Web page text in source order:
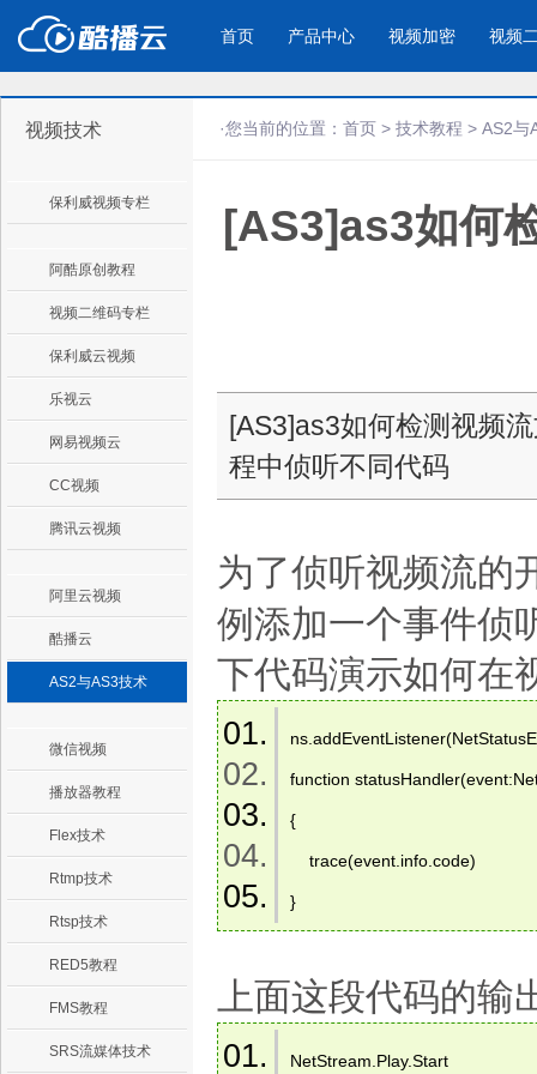
首页 产品中心
产品与新功能
视频加密防下载防录屏
教学课程全终端视频加密
防下载/防盗录/防录屏/防篡改
酷播云 | 企
免费稳定无广
视频加密 视频
应用场景
企业宣传
企业视频宣传，提升企业形象
产品宣传
通过视频来展示
个人网站
为个人网站、博客论坛，添加视频
视频技术
保利威视频专栏
阿酷原创教程
视频二维码专栏
保利威云视频
乐视云
网易视频云
CC视频
腾讯云视频
阿里云视频
酷播云
AS2与AS3技术
微信视频
播放器教程
Flex技术
Rtmp技术
Rtsp技术
RED5教程
FMS教程
SRS流媒体技术
·您当前的位置： 首页 > 技术教程 > AS2与
[AS3]as3如何
[AS3]as3如何检测视频
程中侦听不同代码
为了侦听视频流的
例添加一个事件侦
下代码演示如何在
function
{
trace(event.info.code)
}
上面这段代码的输
NetStream.Play.Start